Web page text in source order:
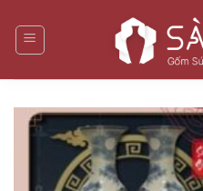
qua
nội
dung